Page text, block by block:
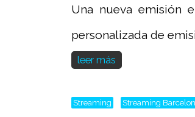
Una nueva emisión
personalizada de
leer más
Streaming Streaming